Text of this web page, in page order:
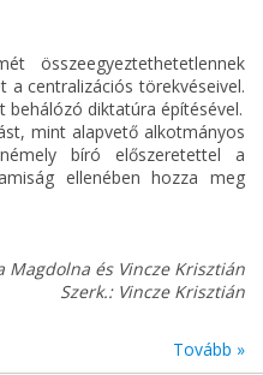
összeegyeztethetetlennek
centralizációs törekvéseivel.
behálózó diktatúra építésével.
mint alapvető alkotmányos
bíró előszeretettel a
ellenében hozza meg
Magdolna és Vincze Krisztián
Szerk.: Vincze Krisztián
Tovább »